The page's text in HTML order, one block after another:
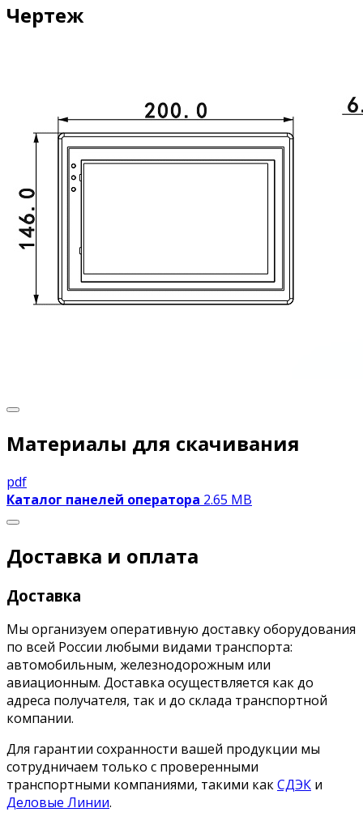
Чертеж
Материалы для скачивания
pdf
Каталог панелей оператора 2.65 MB
Доставка и оплата
Доставка
Мы организуем оперативную доставку оборудования
по всей России любыми видами транспорта:
автомобильным, железнодорожным или
авиационным. Доставка осуществляется как до
адреса получателя, так и до склада транспортной
компании.
Для гарантии сохранности вашей продукции мы
сотрудничаем только с проверенными
транспортными компаниями, такими какСДЭК и
Деловые Линии.